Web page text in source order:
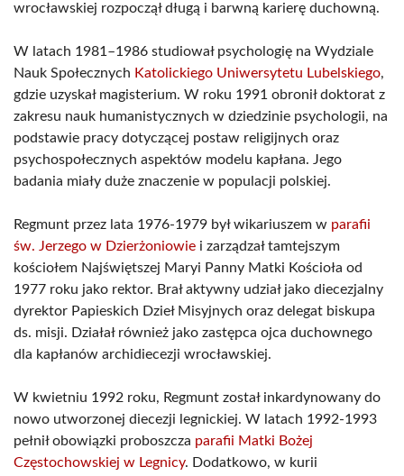
wrocławskiej rozpoczął długą i barwną karierę duchowną.
W latach 1981–1986 studiował psychologię na Wydziale
Nauk Społecznych Katolickiego Uniwersytetu Lubelskiego,
gdzie uzyskał magisterium. W roku 1991 obronił doktorat z
zakresu nauk humanistycznych w dziedzinie psychologii, na
podstawie pracy dotyczącej postaw religijnych oraz
psychospołecznych aspektów modelu kapłana. Jego
badania miały duże znaczenie w populacji polskiej.
Regmunt przez lata 1976-1979 był wikariuszem w parafii
św. Jerzego w Dzierżoniowie i zarządzał tamtejszym
kościołem Najświętszej Maryi Panny Matki Kościoła od
1977 roku jako rektor. Brał aktywny udział jako diecezjalny
dyrektor Papieskich Dzieł Misyjnych oraz delegat biskupa
ds. misji. Działał również jako zastępca ojca duchownego
dla kapłanów archidiecezji wrocławskiej.
W kwietniu 1992 roku, Regmunt został inkardynowany do
nowo utworzonej diecezji legnickiej. W latach 1992-1993
pełnił obowiązki proboszcza parafii Matki Bożej
Częstochowskiej w Legnicy. Dodatkowo, w kurii